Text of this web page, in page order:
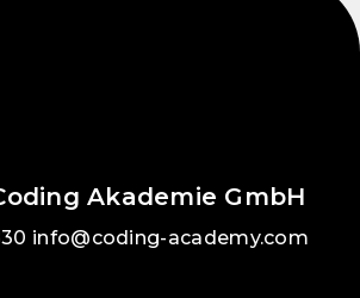
Akademie GmbH
info@coding-academy.com